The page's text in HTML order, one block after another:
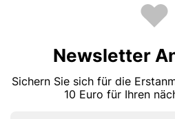
Newsletter
Sichern Sie sich für die
10 Euro für Ihren